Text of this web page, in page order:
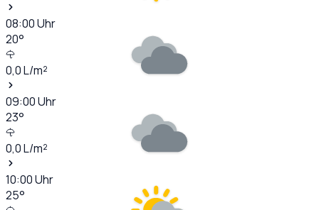
08:00Uhr
20°
0,0L/m²
09:00Uhr
23°
0,0L/m²
10:00Uhr
25°